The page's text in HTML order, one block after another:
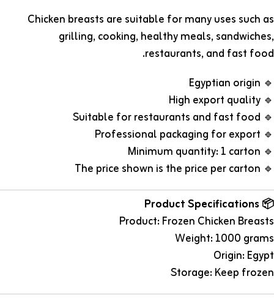
Chicken breasts are suitable for many uses such as
grilling, cooking, healthy meals, sandwiches,
restaurants, and fast food.
🔹 Egyptian origin
🔹 High export quality
🔹 Suitable for restaurants and fast food
🔹 Professional packaging for export
🔹 Minimum quantity: 1 carton
🔹 The price shown is the price per carton
📦 Product Specifications
Product: Frozen Chicken Breasts
Weight: 1000 grams
Origin: Egypt
Storage: Keep frozen